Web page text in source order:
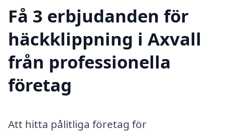
Få 3 erbjudanden för
häckklippning i Axvall
från professionella
företag
Att hitta pålitliga företag för